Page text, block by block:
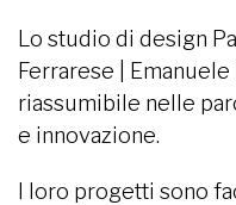
Lo studio di design
Ferrarese |
riassumibile nelle
e innovazione.
I loro progetti sono